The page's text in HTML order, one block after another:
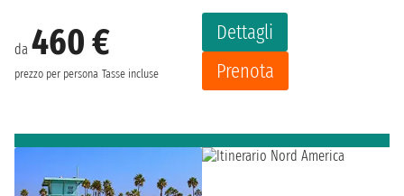
da 460 €
prezzo per persona Tasse incluse
Dettagli
Prenota